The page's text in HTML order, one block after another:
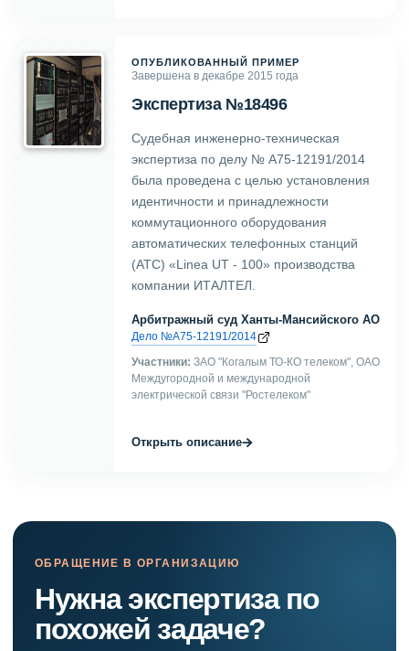
ОПУБЛИКОВАННЫЙ ПРИМЕР
Завершена в декабре 2015 года
Экспертиза №18496
Судебная инженерно-техническая
экспертиза по делу № А75-12191/2014
была проведена с целью установления
идентичности и принадлежности
коммутационного оборудования
автоматических телефонных станций
(АТС) «Linea UT - 100» производства
компании ИТАЛТЕЛ.
Арбитражный суд Ханты-Мансийского АО
Дело №А75-12191/2014
Участники: ЗАО "Когалым ТО-КО телеком", ОАО
Междугородной и международной
электрической связи "Ростелеком"
Открыть описание→
ОБРАЩЕНИЕ В ОРГАНИЗАЦИЮ
Нужна экспертиза по
похожей задаче?